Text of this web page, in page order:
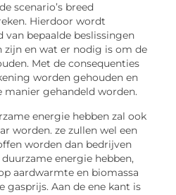
scenario’s breed
Hierdoor wordt
bepaalde beslissingen
zijn en wat er nodig is om de
Met de consequenties
worden gehouden en
manier gehandeld worden.
energie hebben zal ook
worden. ze zullen wel een
worden dan bedrijven
energie hebben,
aardwarmte en biomassa
gasprijs. Aan de ene kant is